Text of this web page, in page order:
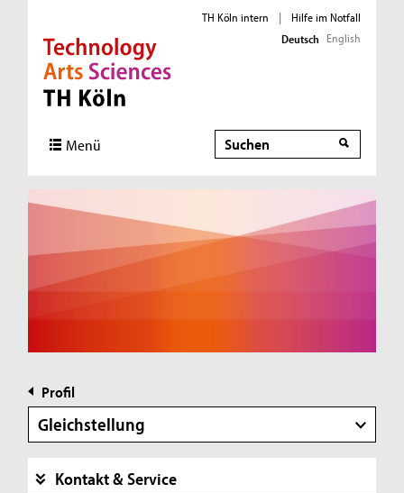
Direkt zur Hauptnavigation
Direkt zur Subnavigation
Direkt zum Inhalt
Direkt zum Fußbereich
TH Köln intern |
Hilfe im Notfall
Deutsch English
Menü Suche
Profil
Gleichstellung
Kontakt & Service